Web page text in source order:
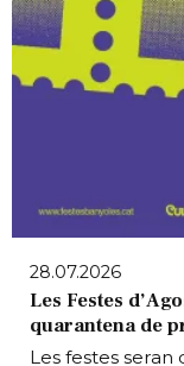
28.07.2026
Les Festes
quarantena de
Les festes seran